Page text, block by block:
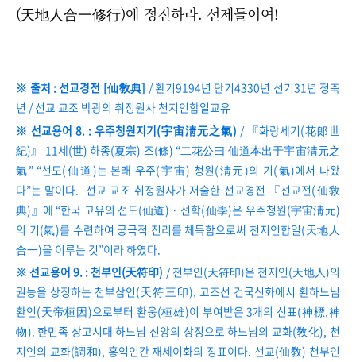
(天地人合一修行)에 정진하라. 선제들이여!
※ 출처 : 선교경전 [仙敎典] / 환기9194년 단기4330년 선기31년 정축
년 / 선교 교조 박광의 취정원사 천지인합일교유
※ 선교용어 8. : 우주청원지기(宇宙淸元之氣) / 『화랑세기(花郞世
紀)』 11세(世) 하종(夏宗) 조(條) “二花公曰 仙道本出于宇宙淸元之
氣” “선도(仙道)는 본래 우주(宇宙) 청원(淸元)의 기(氣)에서 나왔
다”는 말이다. 선교 교조 취정원사가 저술한 선교경전 『선교전(仙敎
典)』에 “한국 고유의 선도(仙道) · 선학(仙學)은 우주청원(宇宙淸元)
의 기(氣)를 수련하여 궁극적 진리를 체득함으로써 천지인합일(天地人
合一)을 이루는 것”이라 하였다.
※ 선교용어 9. : 천부인(天符印) / 천부인(天符印)은 천지인(天地人)의
권능을 상징하는 천부삼인(天符三印), 고조선 건국신화에서 환하느님
환인(天帝桓因)으로부터 환웅(桓雄)이 부여받은 3개의 신표(神標,神
物). 한민족 상고시대 하느님 신앙의 상징으로 하느님의 교화(敎化), 천
지인의 교화(調和), 홍익인간 재세이화의 징표이다. 선교(仙敎) 천부인